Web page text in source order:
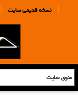
نسخه قدیمی سایت| |